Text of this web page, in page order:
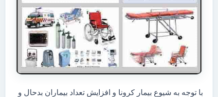
با توجه به شیوع بیمار کرونا و افزایش تعداد بیماران بدحال و